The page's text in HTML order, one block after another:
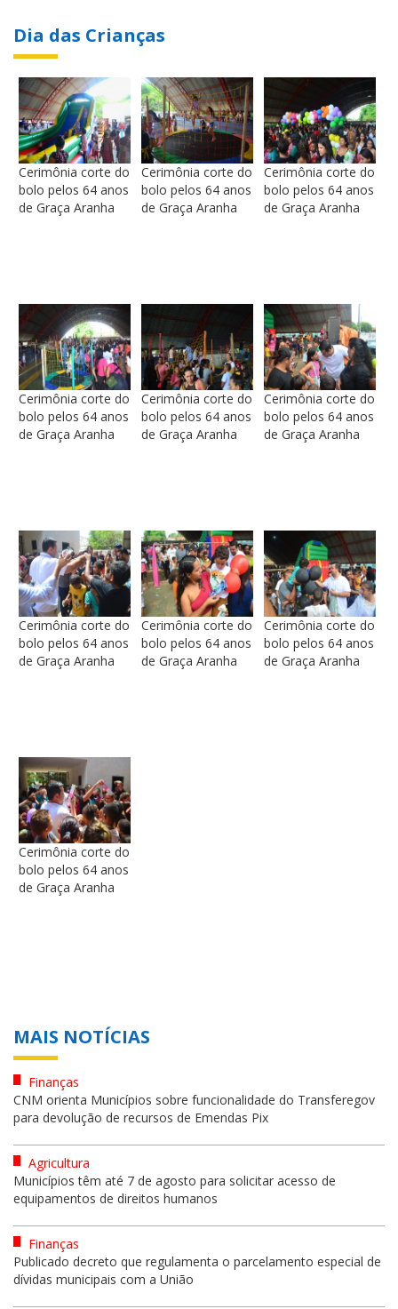
Dia das Crianças
Cerimônia corte do
bolo pelos 64 anos
de Graça Aranha
Cerimônia corte do
bolo pelos 64 anos
de Graça Aranha
Cerimônia corte do
bolo pelos 64 anos
de Graça Aranha
Cerimônia corte do
bolo pelos 64 anos
de Graça Aranha
Cerimônia corte do
bolo pelos 64 anos
de Graça Aranha
Cerimônia corte do
bolo pelos 64 anos
de Graça Aranha
Cerimônia corte do
bolo pelos 64 anos
de Graça Aranha
Cerimônia corte do
bolo pelos 64 anos
de Graça Aranha
Cerimônia corte do
bolo pelos 64 anos
de Graça Aranha
Cerimônia corte do
bolo pelos 64 anos
de Graça Aranha
MAIS NOTÍCIAS
Finanças
CNM orienta Municípios sobre funcionalidade do Transferegov
para devolução de recursos de Emendas Pix
Agricultura
Municípios têm até 7 de agosto para solicitar acesso de
equipamentos de direitos humanos
Finanças
Publicado decreto que regulamenta o parcelamento especial de
dívidas municipais com a União